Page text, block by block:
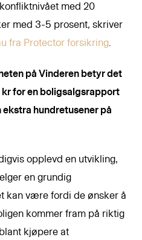
med 20
med 3-5 prosent, skriver
fra Protector forsikring
på Vinderen betyr det
for en boligsalgsrapport
ekstra hundretusener på
opplevd en utvikling,
en grundig
kan være fordi de ønsker å
kommer fram på riktig
kjøpere at